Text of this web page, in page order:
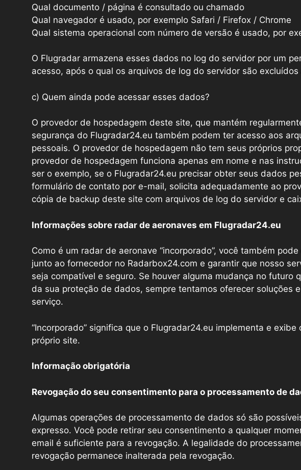
Qual documento / página é consultado ou chamado
Qual navegador é usado, por exemplo Safari / Firefox / Chrome
Qual sistema operacional com número de versão é usado, por
O Flugradar armazena esses dados no log do servidor por um
acesso, após o qual os arquivos de log do servidor são
c) Quem ainda pode acessar esses dados?
O provedor de hospedagem deste site, que mantém
segurança do Flugradar24.eu também podem ter acesso aos
pessoais. O provedor de hospedagem não tem seus próprios
provedor de hospedagem funciona apenas em nome e nas
ser o exemplo, se o Flugradar24.eu precisar obter seus dados
formulário de contato por e-mail, solicita adequadamente ao
cópia de backup deste site com arquivos de log do servidor e
Informações sobre radar de aeronaves em Flugradar24.eu
Como é um radar de aeronave “incorporado”, você também
junto ao fornecedor no Radarbox24.com e garantir que nosso
seja compatível e seguro. Se houver alguma mudança no futuro
da sua proteção de dados, sempre tentamos oferecer soluções
serviço.
“Incorporado” significa que o Flugradar24.eu implementa e
próprio site.
Informação obrigatória
Revogação do seu consentimento para o processamento de
Algumas operações de processamento de dados só são
expresso. Você pode retirar seu consentimento a qualquer
email é suficiente para a revogação. A legalidade do
revogação permanece inalterada pela revogação.